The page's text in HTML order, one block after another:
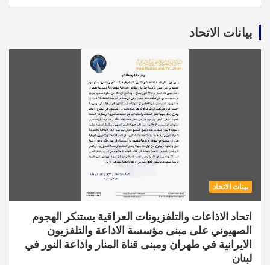
بيانات الاتحاد
بينات الاتحاد
اتحاد الاذاعات والتلفزيونات العراقية يستنكر الهجوم
الصهيوني على مبنى مؤسسة الاذاعة والتلفزيون
الايرانية في طهران ومبنى قناة المنار واذاعة النور في
لبنان